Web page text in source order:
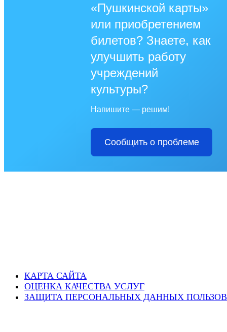
«Пушкинской карты»
или приобретением
билетов? Знаете, как
улучшить работу
учреждений
культуры?
Напишите — решим!
Сообщить о проблеме
КАРТА САЙТА
ОЦЕНКА КАЧЕСТВА УСЛУГ
ЗАЩИТА ПЕРСОНАЛЬНЫХ ДАННЫХ